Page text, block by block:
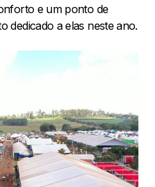
e um ponto de
dedicado a elas neste ano.